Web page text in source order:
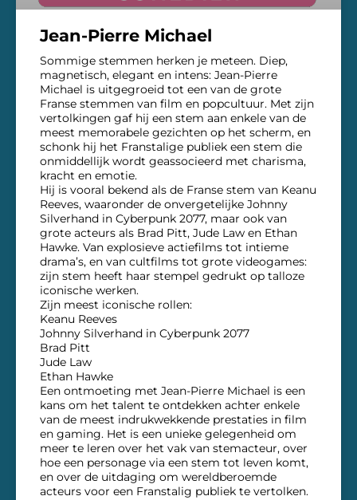
Jean-Pierre Michael
Sommige stemmen herken je meteen. Diep,
magnetisch, elegant en intens: Jean-Pierre
Michael is uitgegroeid tot een van de grote
Franse stemmen van film en popcultuur. Met zijn
vertolkingen gaf hij een stem aan enkele van de
meest memorabele gezichten op het scherm, en
schonk hij het Franstalige publiek een stem die
onmiddellijk wordt geassocieerd met charisma,
kracht en emotie.
Hij is vooral bekend als de Franse stem van Keanu
Reeves, waaronder de onvergetelijke Johnny
Silverhand in Cyberpunk 2077, maar ook van
grote acteurs als Brad Pitt, Jude Law en Ethan
Hawke. Van explosieve actiefilms tot intieme
drama’s, en van cultfilms tot grote videogames:
zijn stem heeft haar stempel gedrukt op talloze
iconische werken.
Zijn meest iconische rollen:
Keanu Reeves
Johnny Silverhand in Cyberpunk 2077
Brad Pitt
Jude Law
Ethan Hawke
Een ontmoeting met Jean-Pierre Michael is een
kans om het talent te ontdekken achter enkele
van de meest indrukwekkende prestaties in film
en gaming. Het is een unieke gelegenheid om
meer te leren over het vak van stemacteur, over
hoe een personage via een stem tot leven komt,
en over de uitdaging om wereldberoemde
acteurs voor een Franstalig publiek te vertolken.